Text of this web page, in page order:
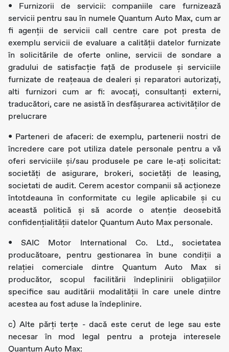
• Furnizorii de servicii: companiile care furnizează
servicii pentru sau în numele Quantum Auto Max, cum ar
fi agenții de servicii call centre care pot presta de
exemplu servicii de evaluare a calității datelor furnizate
în solicitările de oferte online, servicii de sondare a
gradului de satisfacție față de produsele și serviciile
furnizate de reațeaua de dealeri și reparatori autorizați,
alti furnizori cum ar fi: avocați, consultanți externi,
traducători, care ne asistă în desfășurarea activităților de
prelucrare
• Parteneri de afaceri: de exemplu, partenerii nostri de
încredere care pot utiliza datele personale pentru a vă
oferi serviciile și/sau produsele pe care le-ați solicitat:
societăți de asigurare, brokeri, societăți de leasing,
societati de audit. Cerem acestor companii să acționeze
întotdeauna în conformitate cu legile aplicabile și cu
această politică și să acorde o atenție deosebită
confidențialității datelor Quantum Auto Max personale.
• SAIC Motor International Co. Ltd., societatea
producătoare, pentru gestionarea în bune condiții a
relației comerciale dintre Quantum Auto Max si
producător, scopul facilitării îndeplinirii obligațiilor
specifice sau auditării modalității în care unele dintre
acestea au fost aduse la îndeplinire.
c) Alte părți terțe - dacă este cerut de lege sau este
necesar în mod legal pentru a proteja interesele
Quantum Auto Max: